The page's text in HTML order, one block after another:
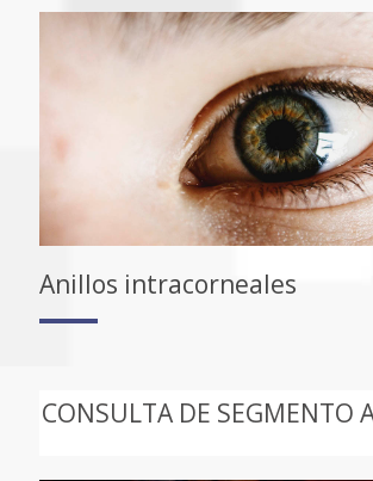
Anillos intracorneales
CONSULTA DE SEGMENTO